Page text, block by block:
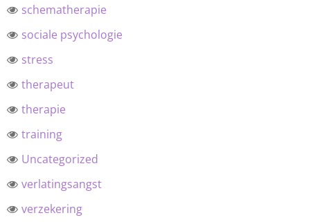
schematherapie
sociale psychologie
stress
therapeut
therapie
training
Uncategorized
verlatingsangst
verzekering